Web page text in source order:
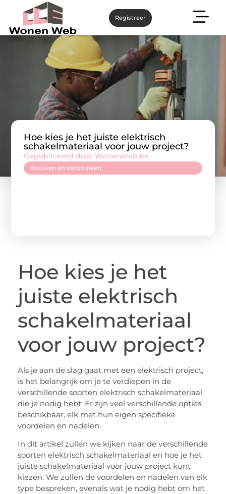
Registreer
Hoe kies je het juiste elektrisch
schakelmateriaal voor jouw project?
Bouwen en verbouwen
Gepubliceerd door Wonenweb.be
Hoe kies je het
juiste elektrisch
schakelmateriaal
voor jouw project?
Als je aan de slag gaat met een elektrisch project,
is het belangrijk om je te verdiepen in de
verschillende soorten elektrisch schakelmateriaal
die je nodig hebt. Er zijn veel verschillende opties
beschikbaar, elk met hun eigen specifieke
voordelen en nadelen.
In dit artikel zullen we kijken naar de verschillende
soorten elektrisch schakelmateriaal en hoe je het
juiste schakelmateriaal voor jouw project kunt
kiezen. We zullen de voordelen en nadelen van elk
type bespreken, evenals wat je nodig hebt om het